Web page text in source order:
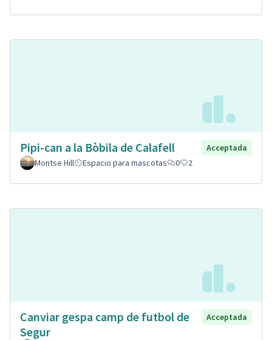
Pipi-can a la Bòbila de Calafell
Acceptada
Montse Hill
Espacio para mascotas 0 2
Canviar gespa camp de futbol de
Segur
Acceptada